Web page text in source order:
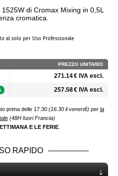
di Cromax Mixing in 0,5L
cromatica.
al solo per Uso Professionale
PREZZO UNITARIO
271.14 € IVA escl.
257.58 € IVA escl.
prima delle 17.30 (16.30 il venerdì) per la
(48H fuori Francia)
E LE FERIE.
RAPIDO